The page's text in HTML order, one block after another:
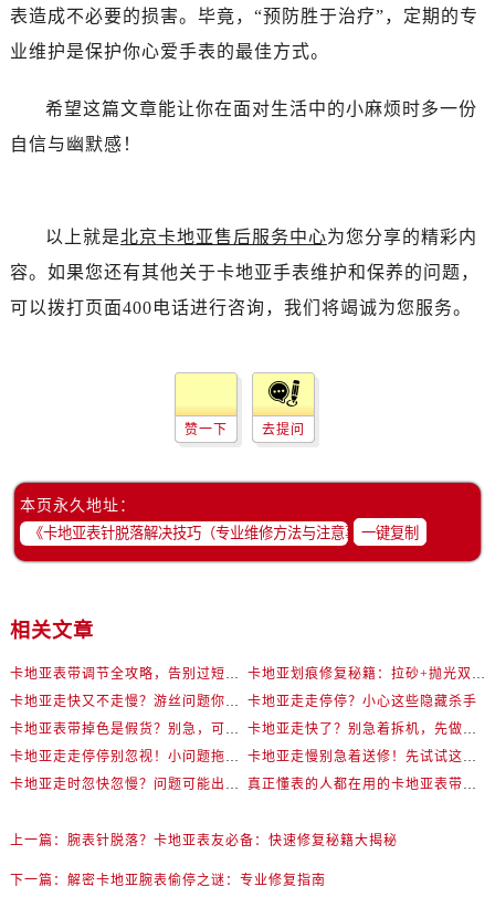
表造成不必要的损害。毕竟，“预防胜于治疗”，定期的专
业维护是保护你心爱手表的最佳方式。
希望这篇文章能让你在面对生活中的小麻烦时多一份
自信与幽默感！
以上就是北京卡地亚售后服务中心为您分享的精彩内
容。如果您还有其他关于卡地亚手表维护和保养的问题，
可以拨打页面400电话进行咨询，我们将竭诚为您服务。
赞一下 去提问
本页永久地址：
一键复制
相关文章
卡地亚表带调节全攻略，告别过短烦恼
卡地亚划痕修复秘籍：拉砂+抛光双工艺还原如新
卡地亚走快又不走慢？游丝问题你了解多少？
卡地亚走走停停？小心这些隐藏杀手
卡地亚表带掉色是假货？别急，可能是这些日常习惯惹的祸
卡地亚走快了？别急着拆机，先做这一步
卡地亚走走停停别忽视！小问题拖成大修很烧钱
卡地亚走慢别急着送修！先试试这些方法
卡地亚走时忽快忽慢？问题可能出在你睡觉时！
真正懂表的人都在用的卡地亚表带调节技巧
上一篇： 腕表针脱落？卡地亚表友必备：快速修复秘籍大揭秘
下一篇： 解密卡地亚腕表偷停之谜：专业修复指南